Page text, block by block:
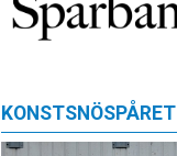
KONSTSNÖSPÅRET